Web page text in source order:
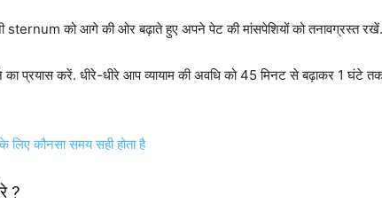
sternum को आगे की ओर बढ़ाते हुए अपने पेट की मांसपेशियों को तनावग्रस्त रखें.
प्रयास करें. धीरे-धीरे आप व्यायाम की अवधि को 45 मिनट से बढ़ाकर 1 घंटे
लिए कौनसा समय सही होता है
?